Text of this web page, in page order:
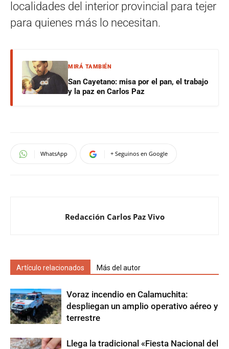
localidades del interior provincial para tejer
para quienes más lo necesitan.
MIRÁ TAMBIÉN
San Cayetano: misa por el pan, el trabajo
y la paz en Carlos Paz
WhatsApp + Seguinos en Google
Redacción Carlos Paz Vivo
Artículo relacionados Más del autor
Voraz incendio en Calamuchita:
despliegan un amplio operativo aéreo y
terrestre
Llega la tradicional «Fiesta Nacional del